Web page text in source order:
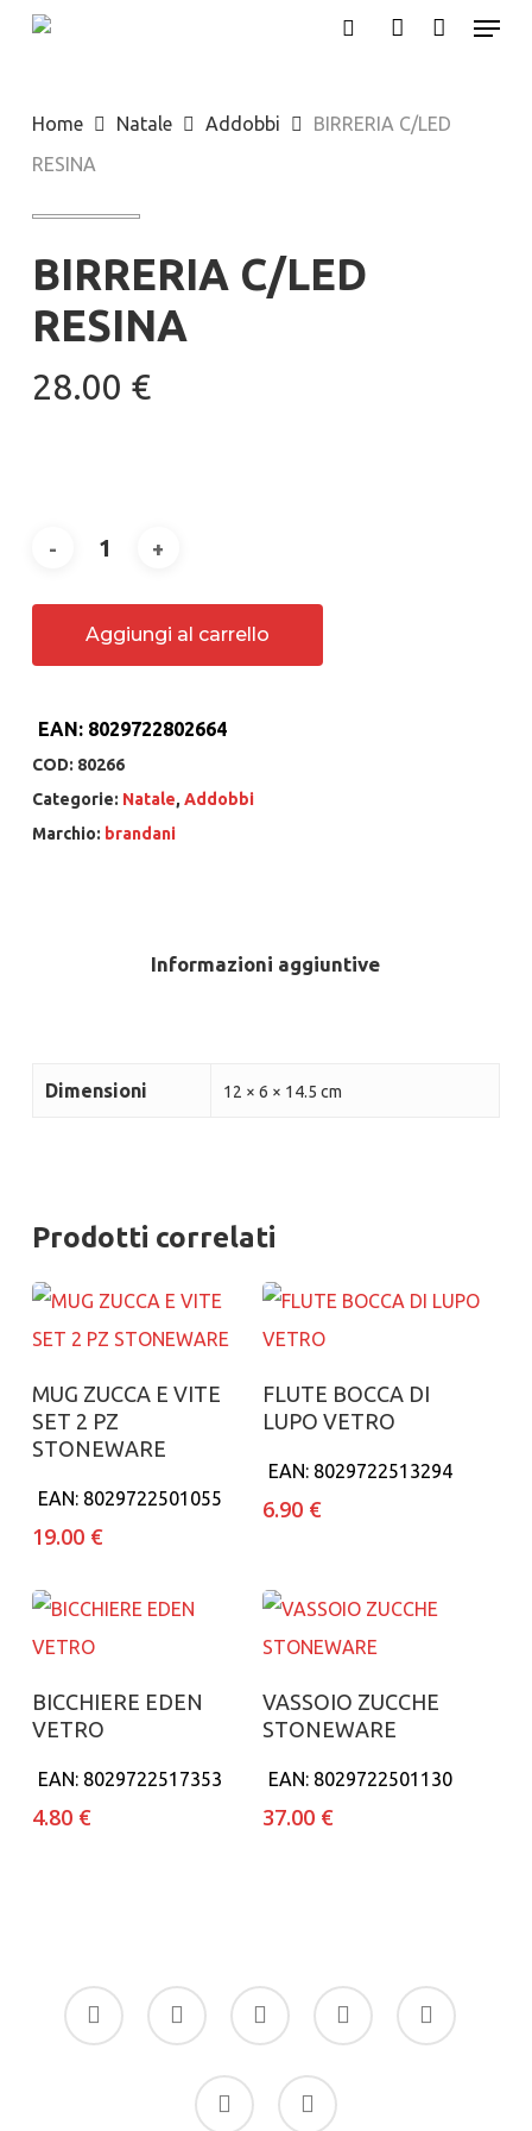
Skip
content
Menu
Home Natale Addobbi
BIRRERIA C/LED
RESINA
BIRRERIA C/LED
RESINA
28.00 €
Aggiungi al carrello
EAN: 8029722802664
COD: 80266
Categorie: Natale, Addobbi
Marchio: brandani
Informazioni aggiuntive
Dimensioni 12 × 6 × 14.5 cm
Prodotti correlati
Aggiungi al carrello
MUG ZUCCA E VITE
SET 2 PZ
STONEWARE
EAN: 8029722501055
19.00 €
Aggiungi al carrello
FLUTE BOCCA DI
LUPO VETRO
EAN: 8029722513294
6.90 €
Aggiungi al carrello
BICCHIERE EDEN
VETRO
EAN: 8029722517353
4.80 €
Aggiungi al carrello
VASSOIO ZUCCHE
STONEWARE
EAN: 8029722501130
37.00 €
facebook
google-
plus
instagram whatsapp tiktok
phone email